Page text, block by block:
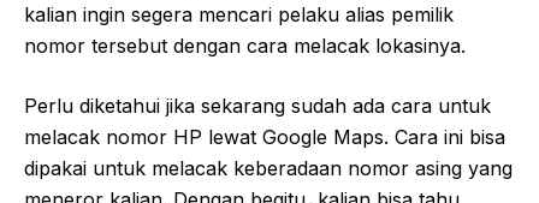
kalian ingin segera mencari pelaku alias pemilik
nomor tersebut dengan cara melacak lokasinya.
Perlu diketahui jika sekarang sudah ada cara untuk
melacak nomor HP lewat Google Maps. Cara ini bisa
dipakai untuk melacak keberadaan nomor asing yang